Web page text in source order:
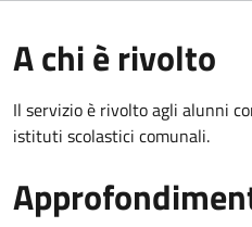
A chi è rivolto
Il servizio è rivolto agli alunni
istituti scolastici comunali.